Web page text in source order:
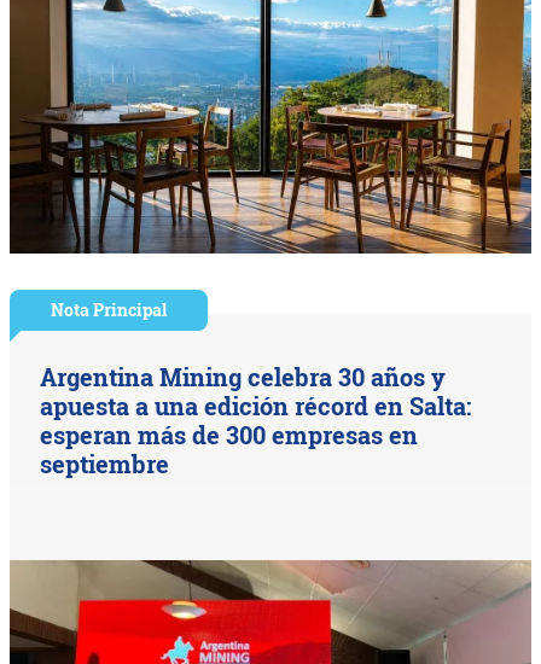
Nota Principal
Argentina Mining celebra 30 años y
apuesta a una edición récord en Salta:
esperan más de 300 empresas en
septiembre